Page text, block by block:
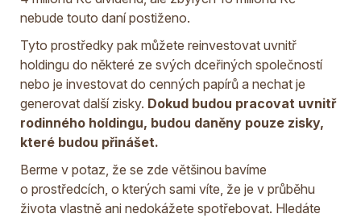
nebude touto daní postiženo.
Tyto prostředky pak můžete reinvestovat uvnitř
holdingu do některé ze svých dceřiných společností
nebo je investovat do cenných papírů a nechat je
generovat další zisky. Dokud budou pracovat uvnitř
rodinného holdingu, budou daněny pouze zisky,
které budou přinášet.
Berme v potaz, že se zde většinou bavíme
o prostředcích, o kterých sami víte, že je v průběhu
života vlastně ani nedokážete spotřebovat. Hledáte